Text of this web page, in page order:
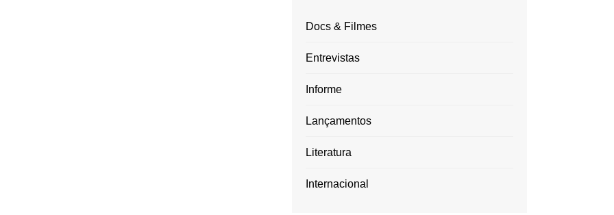
Docs & Filmes
Entrevistas
Informe
Lançamentos
Literatura
Internacional